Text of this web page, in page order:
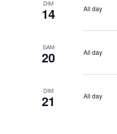
DIM
14 All day
SAM
20 All day
DIM
21 All day